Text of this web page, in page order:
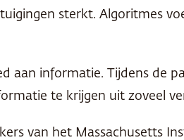
sterkt. Algoritmes
aan informatie. Tijdens de
te krijgen uit zoveel
van het Massachusetts